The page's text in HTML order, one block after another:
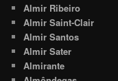
Almir Ribeiro
Almir Saint-Clair
Almir Santos
Almir Sater
Almirante